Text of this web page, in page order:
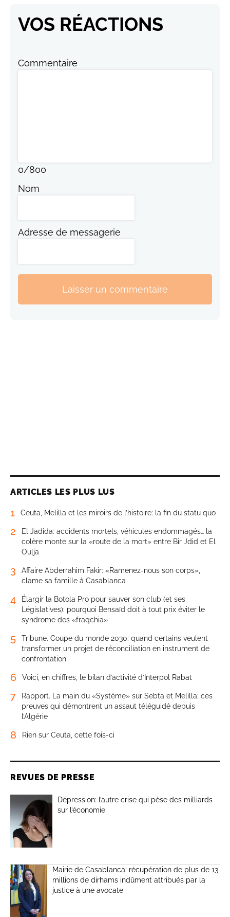
VOS RÉACTIONS
Commentaire
0/800
Nom
Adresse de messagerie
Laisser un commentaire
ARTICLES LES PLUS LUS
1 Ceuta, Melilla et les miroirs de l’histoire: la fin du statu quo
2
El Jadida: accidents mortels, véhicules endommagés… la
colère monte sur la «route de la mort» entre Bir Jdid et El
Oulja
3
Affaire Abderrahim Fakir: «Ramenez-nous son corps»,
clame sa famille à Casablanca
4
Élargir la Botola Pro pour sauver son club (et ses
Législatives): pourquoi Bensaïd doit à tout prix éviter le
syndrome des «fraqchia»
5
Tribune. Coupe du monde 2030: quand certains veulent
transformer un projet de réconciliation en instrument de
confrontation
6 Voici, en chiffres, le bilan d’activité d’Interpol Rabat
7
Rapport. La main du «Système» sur Sebta et Melilla: ces
preuves qui démontrent un assaut téléguidé depuis
l’Algérie
8 Rien sur Ceuta, cette fois-ci
REVUES DE PRESSE
Dépression: l’autre crise qui pèse des milliards
sur l’économie
Mairie de Casablanca: récupération de plus de 13
millions de dirhams indûment attribués par la
justice à une avocate